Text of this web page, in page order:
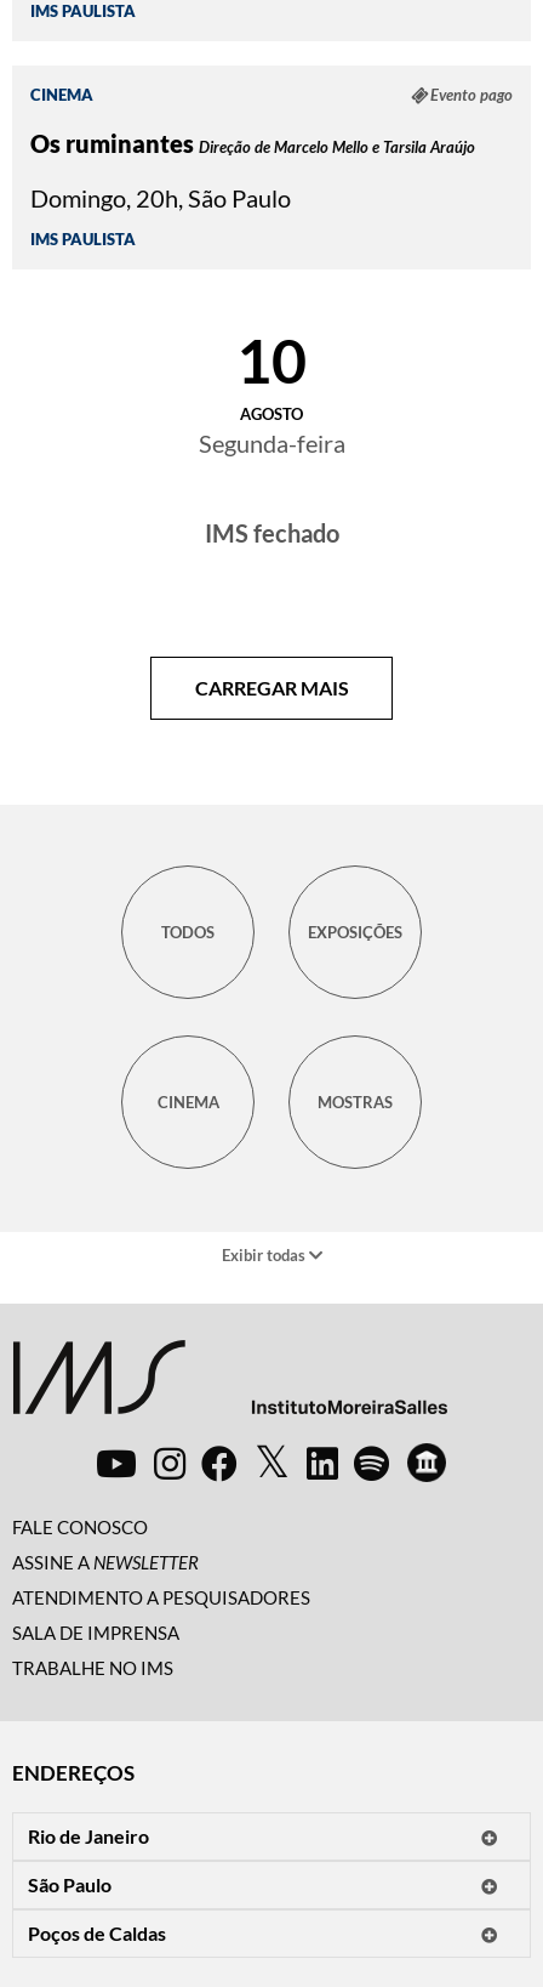
IMS PAULISTA
CINEMA Evento pago
Os ruminantes Direção de Marcelo Mello e Tarsila Araújo
Domingo, 20h, São Paulo
IMS PAULISTA
10
AGOSTO
Segunda-feira
IMS fechado
CARREGAR MAIS
TODOS EXPOSIÇÕES
CINEMA MOSTRAS
CONVERSAS &
CURSOS &
SHOWS
EDUCATIVA
VISITAS
Exibir todas
FALE CONOSCO
ASSINE A NEWSLETTER
ATENDIMENTO A PESQUISADORES
SALA DE IMPRENSA
TRABALHE NO IMS
ENDEREÇOS
Rio de Janeiro
Horário de visitação: a programação do IMS no Rio de Janeiro será
apresentada em instituições culturais parceiras.
São Paulo
CEP 01310-300 - São Paulo/SP
Poços de Caldas